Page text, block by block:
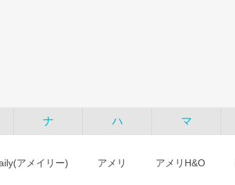
ナ ハ マ
アメイリー) アメリ アメリH&O